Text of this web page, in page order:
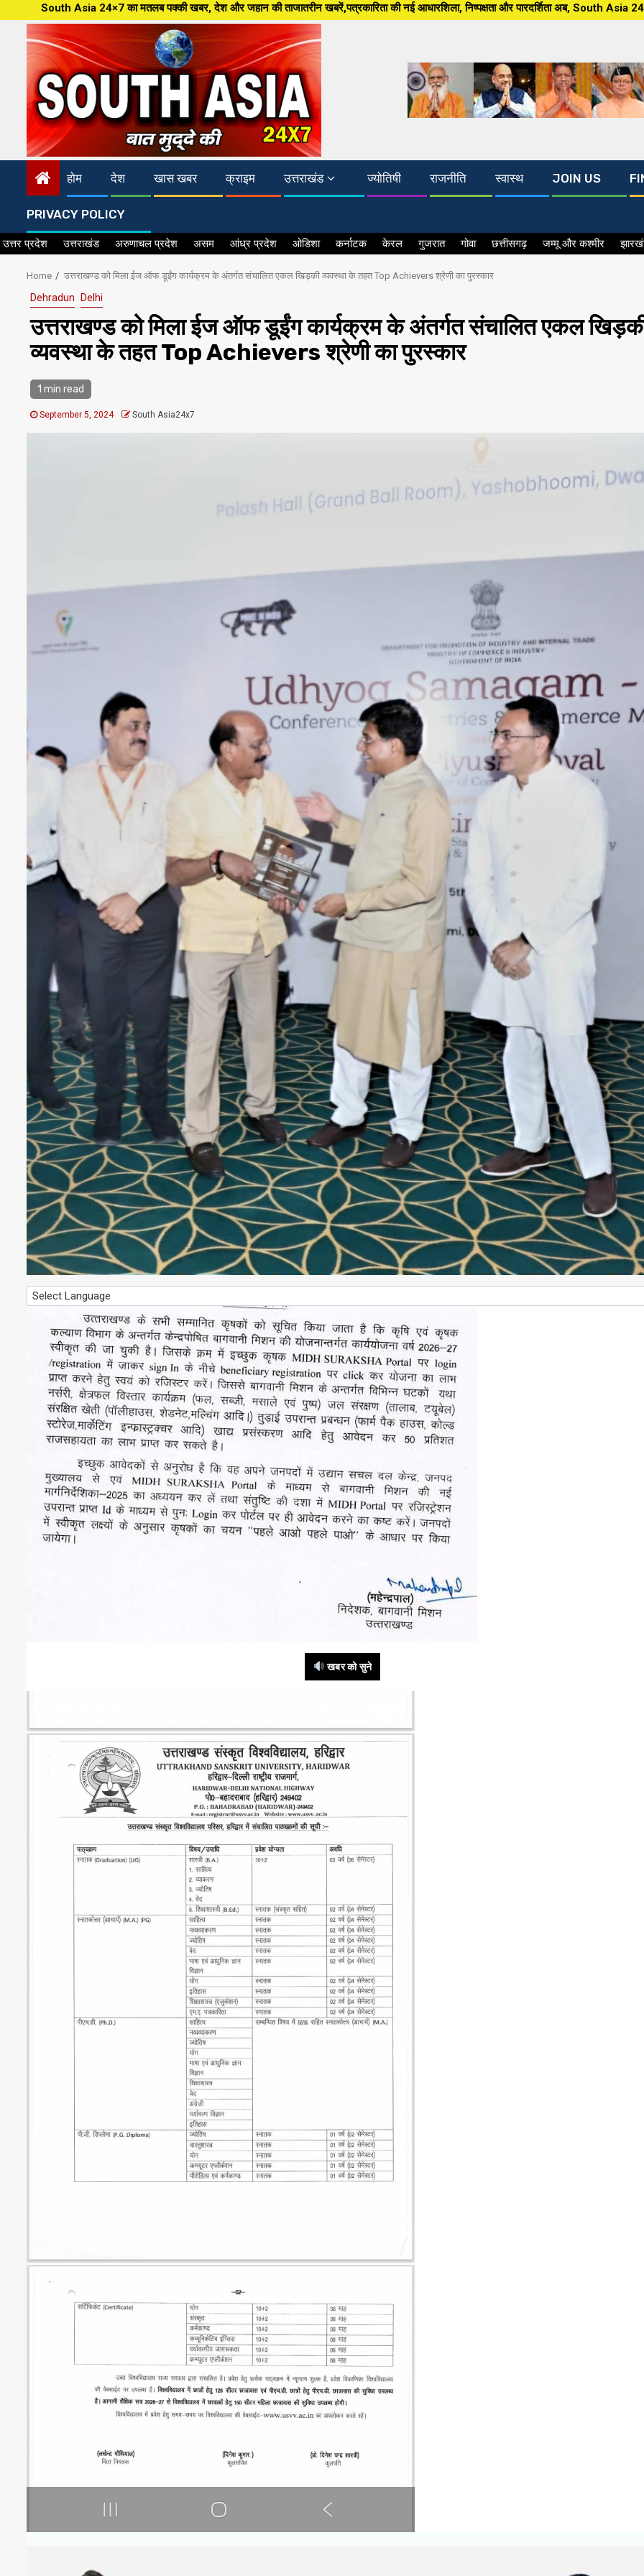
to
content
24×7 का मतलब पक्की खबर, देश और जहान की ताजातरीन खबरें,पत्रकारिता की नई आधारशिला, निष्पक्षता और पारदर्शिता अब, South Asia 24×7 पर खबर
होम देश खास खबर क्राइम उत्तराखंड ज्योतिषी राजनीति स्वास्थ JOIN US
PRIVACY POLICY
उत्तर प्रदेश उत्तराखंड अरुणाचल प्रदेश असम आंध्र प्रदेश ओडिशा कर्नाटक केरल गुजरात गोवा छत्तीसगढ़ जम्मू और कश्मीर
Home उत्तराखण्ड को मिला ईज ऑफ डूईंग कार्यक्रम के अंतर्गत संचालित एकल खिड़की व्यवस्था के तहत Top Achievers श्रेणी का पुरस्कार
Dehradun Delhi
उत्तराखण्ड को मिला ईज ऑफ डूईंग कार्यक्रम के अंतर्गत संचालित एकल
व्यवस्था के तहत Top Achievers श्रेणी का पुरस्कार
1 min read
September 5, 2024 South Asia24x7
खबर को सुने